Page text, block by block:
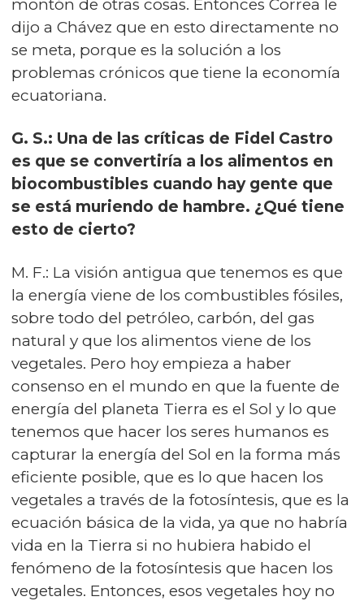
montón de otras cosas. Entonces Correa le
dijo a Chávez que en esto directamente no
se meta, porque es la solución a los
problemas crónicos que tiene la economía
ecuatoriana.
G. S.: Una de las críticas de Fidel Castro
es que se convertiría a los alimentos en
biocombustibles cuando hay gente que
se está muriendo de hambre. ¿Qué tiene
esto de cierto?
M. F.: La visión antigua que tenemos es que
la energía viene de los combustibles fósiles,
sobre todo del petróleo, carbón, del gas
natural y que los alimentos viene de los
vegetales. Pero hoy empieza a haber
consenso en el mundo en que la fuente de
energía del planeta Tierra es el Sol y lo que
tenemos que hacer los seres humanos es
capturar la energía del Sol en la forma más
eficiente posible, que es lo que hacen los
vegetales a través de la fotosíntesis, que es la
ecuación básica de la vida, ya que no habría
vida en la Tierra si no hubiera habido el
fenómeno de la fotosíntesis que hacen los
vegetales. Entonces, esos vegetales hoy no